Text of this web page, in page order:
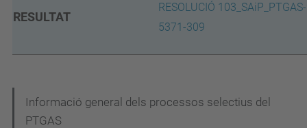
RESULTAT
RESOLUCIÓ
5371-309
Informació general dels processos selectius del
PTGAS